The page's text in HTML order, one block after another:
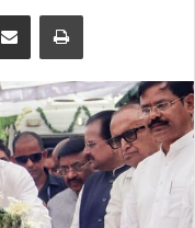
Share via Email Print